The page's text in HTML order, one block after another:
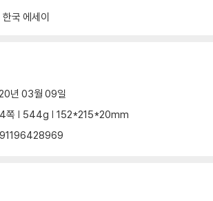
생긴다.
대상이 아니다.
.
해 주고 있는가!
순간.
을의 돈, 뻔한 수입으로 뻔하지 않게 사는 법
한국 에세이
년 03월 09일
쪽 | 544g | 152*215*20mm